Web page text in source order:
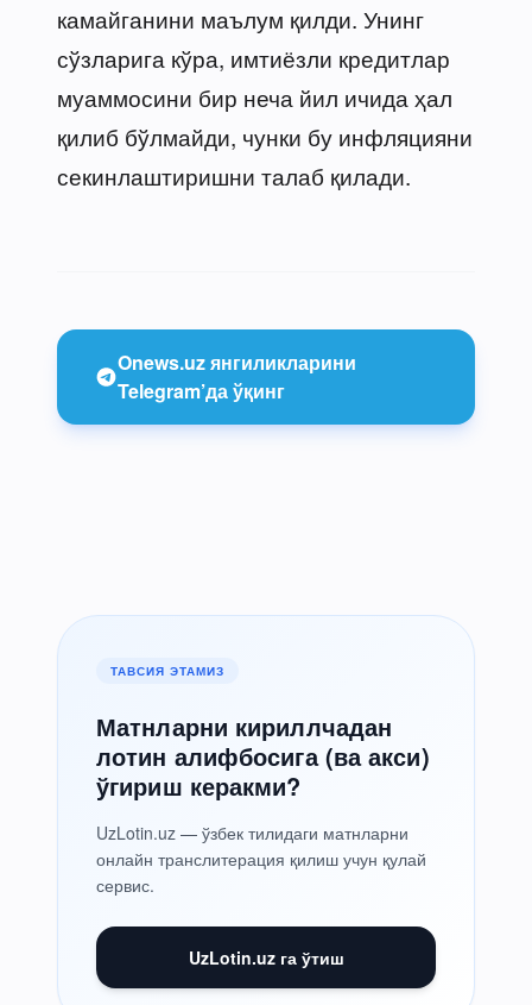
камайганини маълум қилди. Унинг
сўзларига кўра, имтиёзли кредитлар
муаммосини бир неча йил ичида ҳал
қилиб бўлмайди, чунки бу инфляцияни
секинлаштиришни талаб қилади.
Onews.uz янгиликларини
Telegram’да ўқинг
ТАВСИЯ ЭТАМИЗ
Матнларни кириллчадан
лотин алифбосига (ва акси)
ўгириш керакми?
UzLotin.uz — ўзбек тилидаги матнларни
онлайн транслитерация қилиш учун қулай
сервис.
UzLotin.uz га ўтиш